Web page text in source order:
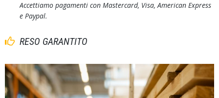
Accettiamo pagamenti con Mastercard, Visa, American Express
e Paypal.
RESO GARANTITO